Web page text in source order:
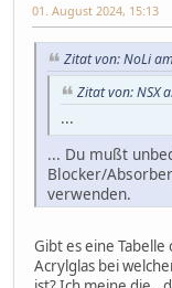
01. August 2024, 15:13
Zitat von: NoLi
Zitat von: NSX
...
... Du mußt
Blocker/
verwenden.
In Raummitte
1 Meter liegt.
Gibt es eine
Acrylglas bei